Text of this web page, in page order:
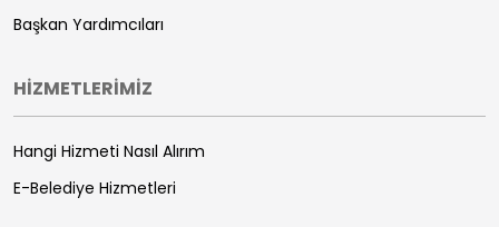
Başkan Yardımcıları
HİZMETLERİMİZ
Hangi Hizmeti Nasıl Alırım
E-Belediye Hizmetleri